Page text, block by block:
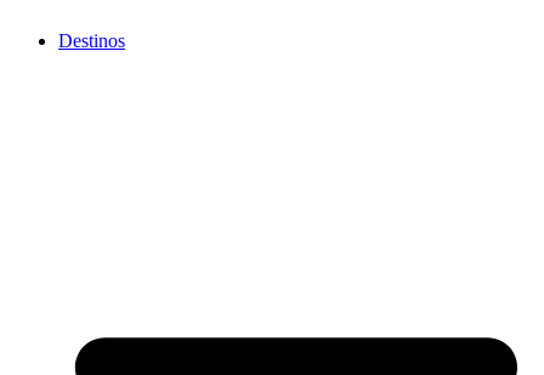
Destinos